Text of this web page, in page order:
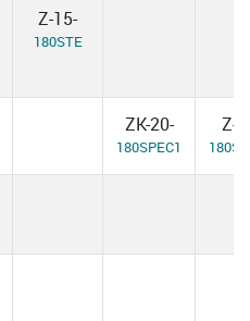
Z-15-
180STE
ZK-20-
180SPEC1
Z-